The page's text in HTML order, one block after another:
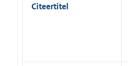
Citeertitel